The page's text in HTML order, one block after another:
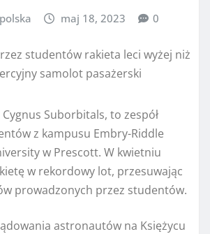
maj 18, 2023 0
Suborbitals, to zespół
z kampusu Embry-Riddle
w Prescott. W kwietniu
w rekordowy lot, przesuwając
prowadzonych przez studentów.
astronautów na Księżycu